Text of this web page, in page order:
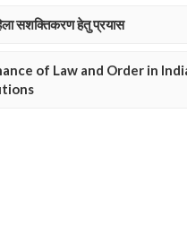
सशक्तिकरण हेतु प्रयास
of Law and Order in